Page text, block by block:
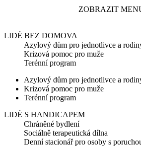
ZOBRAZIT
LIDÉ BEZ DOMOVA
Azylový dům pro jednotlivce a
Krizová pomoc pro muže
Terénní program
Azylový dům pro jednotlivce a
Krizová pomoc pro muže
Terénní program
LIDÉ S HANDICAPEM
Chráněné bydlení
Sociálně terapeutická dílna
Denní stacionář pro osoby s